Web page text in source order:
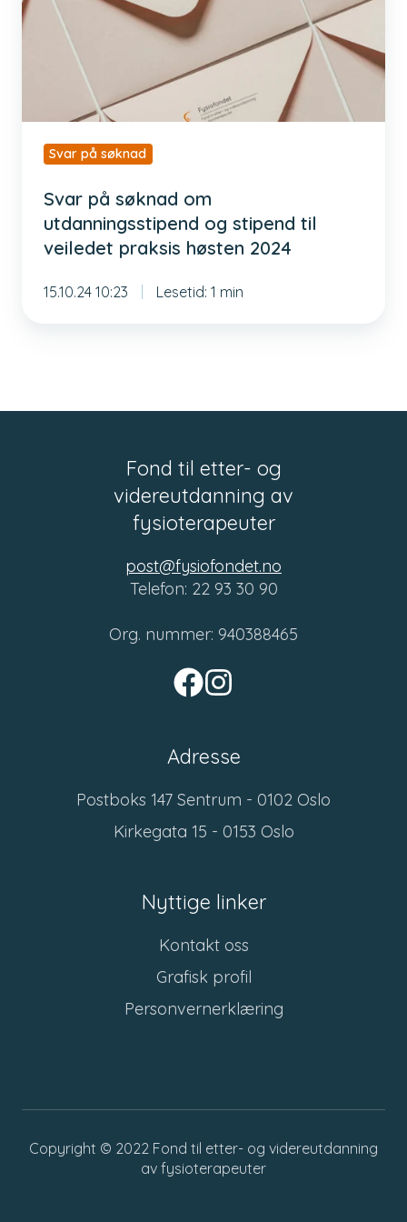
utdanningsstipend
veiledet
høsten
Svar på søknad
Svar på søknad om
utdanningsstipend og stipend til
veiledet praksis høsten 2024
15.10.24 10:23 Lesetid: 1 min
Fond til etter- og
videreutdanning av
fysioterapeuter
post@fysiofondet.no
Telefon: 22 93 30 90
Org. nummer: 940388465
Adresse
Postboks 147 Sentrum - 0102 Oslo
Kirkegata 15 - 0153 Oslo
Nyttige linker
Kontakt oss
Grafisk profil
Personvernerklæring
Copyright © 2022 Fond til etter- og videreutdanning
av fysioterapeuter